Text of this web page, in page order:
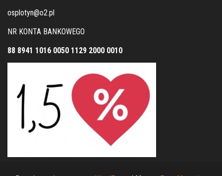
osplotyn@o2.pl
NR KONTA BANKOWEGO
88 8941 1016 0050 1129 2000 0010